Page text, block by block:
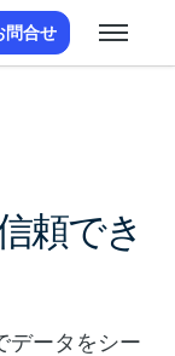
問合せ
頼でき
データをシー